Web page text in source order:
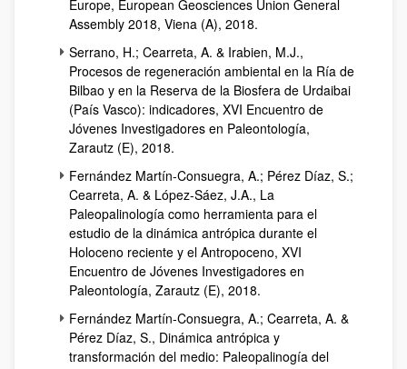
Europe, European Geosciences Union General
Assembly 2018, Viena (A), 2018.
Serrano, H.; Cearreta, A. & Irabien, M.J.,
Procesos de regeneración ambiental en la Ría de
Bilbao y en la Reserva de la Biosfera de Urdaibai
(País Vasco): indicadores, XVI Encuentro de
Jóvenes Investigadores en Paleontología,
Zarautz (E), 2018.
Fernández Martín-Consuegra, A.; Pérez Díaz, S.;
Cearreta, A. & López-Sáez, J.A., La
Paleopalinología como herramienta para el
estudio de la dinámica antrópica durante el
Holoceno reciente y el Antropoceno, XVI
Encuentro de Jóvenes Investigadores en
Paleontología, Zarautz (E), 2018.
Fernández Martín-Consuegra, A.; Cearreta, A. &
Pérez Díaz, S., Dinámica antrópica y
transformación del medio: Paleopalinogía del